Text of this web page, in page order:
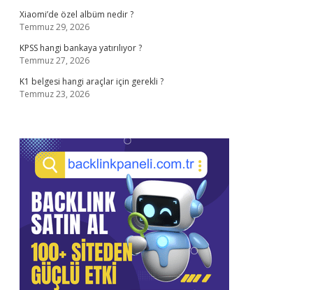
Xiaomi’de özel albüm nedir ?
Temmuz 29, 2026
KPSS hangi bankaya yatırılıyor ?
Temmuz 27, 2026
K1 belgesi hangi araçlar için gerekli ?
Temmuz 23, 2026